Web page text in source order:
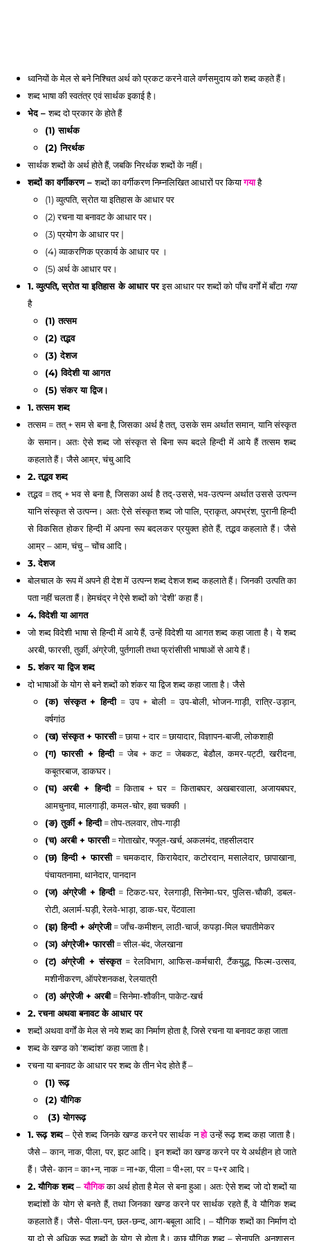
ध्वनियों के मेल से बने निश्चित अर्थ को प्रकट करने वाले वर्णसमुदाय को शब्द कहते हैं।
शब्द भाषा की स्वतंत्र एवं सार्थक इकाई है।
भेद – शब्द दो प्रकार के होते हैं
(1) सार्थक
(2) निरर्थक
सार्थक शब्दों के अर्थ होते हैं, जबकि निरर्थक शब्दों के नहीं।
शब्दों का वर्गीकरण – शब्दों का वर्गीकरण निम्नलिखित आधारों पर किया गया है
(1) व्युत्पति, स्रोत या इतिहास के आधार पर
(2) रचना या बनावट के आधार पर।
(3) प्रयोग के आधार पर |
(4) व्याकरणिक प्रकार्य के आधार पर ।
(5) अर्थ के आधार पर।
1. व्युत्पति, स्रोत या इतिहास के आधार पर इस आधार पर शब्दों को पाँच वर्गों में बाँटा गया
है
(1) तत्सम
(2) तद्भव
(3) देशज
(4) विदेशी या आगत
(5) संकर या द्विज।
1. तत्सम शब्द
तत्सम = तत् + सम से बना है, जिसका अर्थ है तत्, उसके सम अर्थात समान, यानि संस्कृत
के समान। अतः ऐसे शब्द जो संस्कृत से बिना रूप बदले हिन्दी में आये हैं तत्सम शब्द
कहलाते हैं। जैसे आम्र, चंचु आदि
2. तद्भव शब्द
तद्भव = तद् + भव से बना है, जिसका अर्थ है तद्-उससे, भव-उत्पन्न अर्थात उससे उत्पन्न
यानि संस्कृत से उत्पन्न। अतः ऐसे संस्कृत शब्द जो पालि, प्राकृत, अपभ्रंश, पुरानी हिन्दी
से विकसित होकर हिन्दी में अपना रूप बदलकर प्रयुक्त होते हैं, तद्भव कहलाते हैं। जैसे
आम्र – आम, चंचु – चोंच आदि।
3. देशज
बोलचाल के रूप में अपने ही देश में उत्पन्न शब्द देशज शब्द कहलाते हैं। जिनकी उत्पति का
पता नहीं चलता हैं। हेमचंद्र ने ऐसे शब्दों को ‘देशी’ कहा हैं।
4. विदेशी या आगत
जो शब्द विदेशी भाषा से हिन्दी में आये हैं, उन्हें विदेशी या आगत शब्द कहा जाता है। ये शब्द
अरबी, फारसी, तुर्की, अंग्रेजी, पुर्तगाली तथा फ्रांसीसी भाषाओं से आये हैं।
5. शंकर या द्विज शब्द
दो भाषाओं के योग से बने शब्दों को शंकर या द्विज शब्द कहा जाता है। जैसे
(क) संस्कृत + हिन्दी = उप + बोली = उप-बोली, भोजन-गाड़ी, रात्रि-उड़ान,
वर्षगांठ
(ख) संस्कृत + फारसी = छाया + दार = छायादार, विज्ञापन-बाजी, लोकशाही
(ग) फारसी + हिन्दी = जेब + कट = जेबकट, बेडौल, कमर-पट्टी, खरीदना,
कबूतरबाज, डाकघर।
(घ) अरबी + हिन्दी = किताब + घर = किताबघर, अखबारवाला, अजायबघर,
आमचुनाव, मालगाड़ी, कमल-चोर, हवा चक्की ।
(ङ) तुर्की + हिन्दी = तोप-तलवार, तोप-गाड़ी
(च) अरबी + फारसी = गोताखोर, फ्जूल-खर्च, अकलमंद, तहसीलदार
(छ) हिन्दी + फारसी = चमकदार, किरायेदार, कटोरदान, मसालेदार, छापाखाना,
पंचायतनामा, थानेदार, पानदान
(ज) अंग्रेजी + हिन्दी = टिकट-घर, रेलगाड़ी, सिनेमा-घर, पुलिस-चौकी, डबल-
रोटी, अलार्म-घड़ी, रेलवे-भाड़ा, डाक-घर, पेंटवाला
(झ) हिन्दी + अंग्रेजी = जाँच-कमीशन, लाठी-चार्ज, कपड़ा-मिल चपातीमेकर
(ञ) अंग्रेजी+ फारसी = सील-बंद, जेलखाना
(ट) अंग्रेजी + संस्कृत = रेलविभाग, आफिस-कर्मचारी, टैंकयुद्ध, फिल्म-उत्सव,
मशीनीकरण, ऑपरेशनकक्ष, रेलयात्री
(ठ) अंग्रेजी + अरबी = सिनेमा-शौकीन, पाकेट-खर्च
2. रचना अथवा बनावट के आधार पर
शब्दों अथवा वर्गों के मेल से नये शब्द का निर्माण होता है, जिसे रचना या बनावट कहा जाता
शब्द के खण्ड को ‘शब्दांश’ कहा जाता है।
रचना या बनावट के आधार पर शब्द के तीन भेद होते हैं –
(1) रूढ़
(2) यौगिक
(3) योगरूढ़
1. रूढ़ शब्द – ऐसे शब्द जिनके खण्ड करने पर सार्थक न हो उन्हें रूढ़ शब्द कहा जाता है।
जैसे – कान, नाक, पीला, पर, झट आदि। इन शब्दों का खण्ड करने पर ये अर्थहीन हो जाते
हैं। जैसे- कान = का+न, नाक = ना+क, पीला = पी+ला, पर = प+र आदि।
2. यौगिक शब्द – यौगिक का अर्थ होता है मेल से बना हुआ। अतः ऐसे शब्द जो दो शब्दों या
शब्दांशों के योग से बनते हैं, तथा जिनका खण्ड करने पर सार्थक रहते हैं, वे यौगिक शब्द
कहलाते हैं। जैसे- पीला-पन, छल-छन्द, आग-बबूला आदि। – यौगिक शब्दों का निर्माण दो
या दो से अधिक रूढ़ शब्दों के योग से होता है। कुछ यौगिक शब्द – सेनापति, अनुशासन,